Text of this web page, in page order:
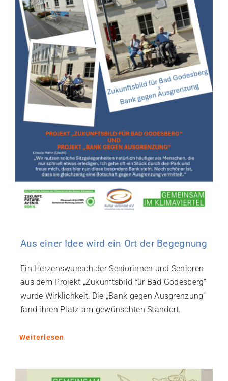
Aus einer Idee wird ein Ort der Begegnung
Ein Herzenswunsch der Seniorinnen und Senioren
aus dem Projekt „Zukunftsbild für Bad Godesberg“
wurde Wirklichkeit: Die „Bank gegen Ausgrenzung“
fand ihren Platz am gewünschten Standort.
Weiterlesen